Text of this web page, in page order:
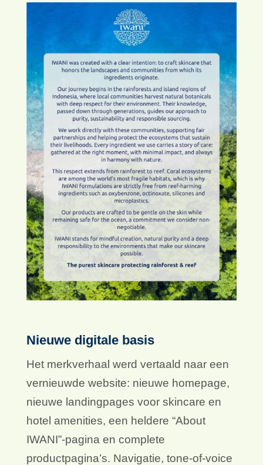
Nieuwe digitale basis
Het merkverhaal werd vertaald naar een
vernieuwde website: nieuwe homepage,
nieuwe landingpages voor skincare en
hotel amenities, een heldere “About
IWANI”-pagina en complete
productpagina’s. Navigatie, tone-of-voice